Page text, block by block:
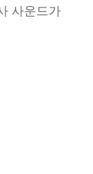
사운드가